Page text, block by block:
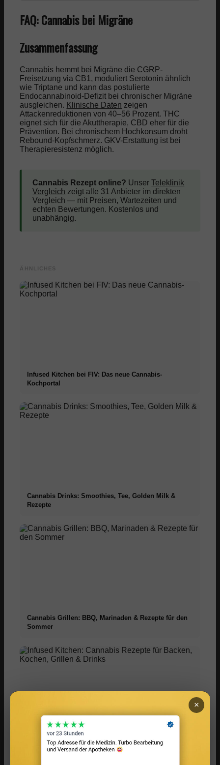
FAQ: Cannabis bei Migräne
Zusammenfassung
Cannabis hemmt bei Migräne die CGRP-
Freisetzung via CB1, moduliert Serotonin ähnlich
wie Triptane und kann das postulierte
Endocannabinoid-Defizit bei chronischer Migräne
ausgleichen. Klinische Daten zeigen
Attackenreduktionen von 40–56 Prozent. THC
eignet sich für die Akuttherapie, CBD eher für die
Prävention. Bei chronischem Hochkonsum droht
Rebound-Kopfschmerz. GKV-Erstattung ist bei
Therapieresistenz möglich.
Cannabis Rezept online? UnserTeleklinik
Vergleich zeigt alle 31 Anbieter im direkten
Vergleich — mit Preisen, Wartezeiten und
echten Bewertungen. Kostenlos und
unabhängig.
ÄHNLICHES
Infused Kitchen bei FIV: Das neue Cannabis-
Kochportal
Cannabis Drinks: Smoothies, Tee, Golden Milk &
Rezepte
Cannabis Grillen: BBQ, Marinaden & Rezepte für den
Sommer
Infused Kitchen: Cannabis Rezepte für Backen,
Kochen, Grillen & Drinks
×